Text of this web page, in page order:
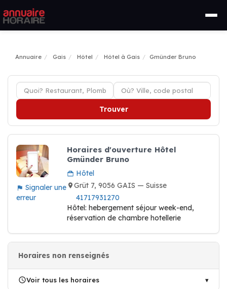
Annuaire Gais Hôtel Hôtel à Gais Gmünder Bruno
Trouver
Signaler une
erreur
Horaires d'ouverture Hôtel
Gmünder Bruno
Hôtel
Grüt 7, 9056 GAIS — Suisse
41717931270
Hôtel: hebergement séjour week-end,
réservation de chambre hotellerie
Horaires non renseignés
Voir tous les horaires